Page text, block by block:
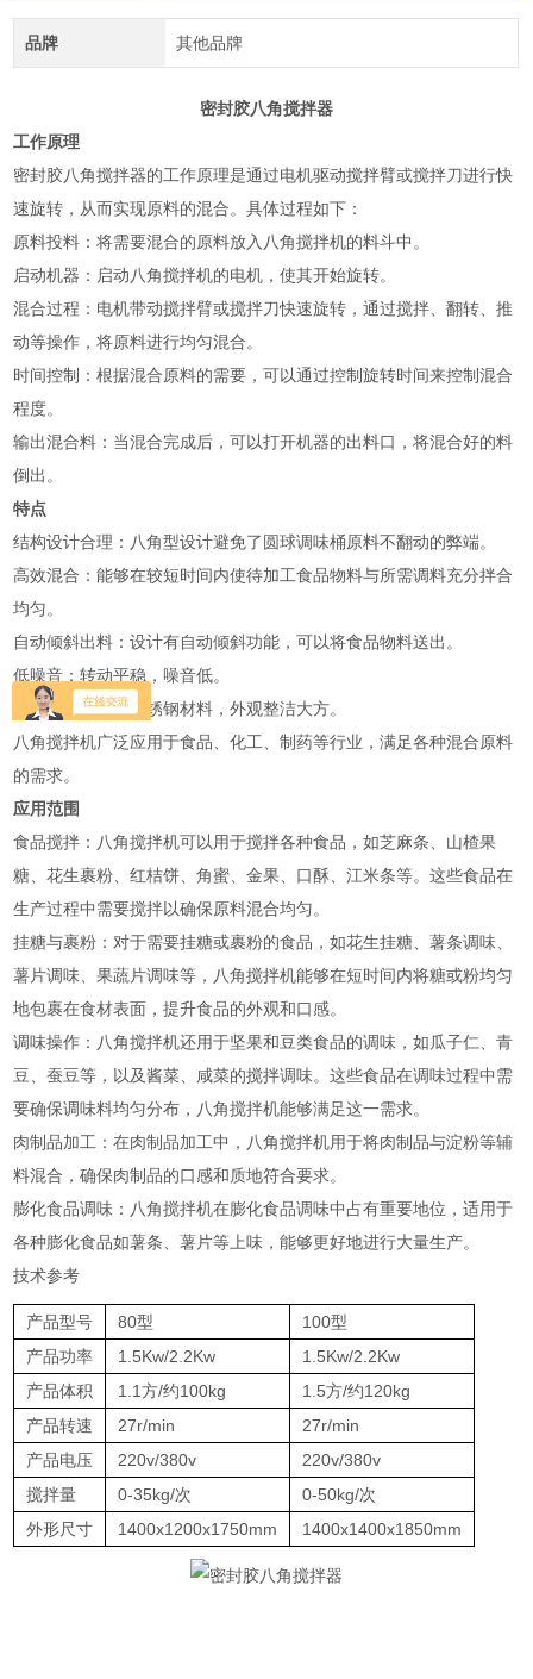
品牌 其他品牌
密封胶八角搅拌器
工作原理
密封胶八角搅拌器的工作原理‌是通过电机驱动搅拌臂或搅拌刀进行快
速旋转，从而实现原料的混合。具体过程如下：
‌原料投料‌：将需要混合的原料放入八角搅拌机的料斗中。
‌启动机器‌：启动八角搅拌机的电机，使其开始旋转。
‌混合过程‌：电机带动搅拌臂或搅拌刀快速旋转，通过搅拌、翻转、推
动等操作，将原料进行均匀混合。
‌时间控制‌：根据混合原料的需要，可以通过控制旋转时间来控制混合
程度。
‌输出混合料‌：当混合完成后，可以打开机器的出料口，将混合好的料
倒出‌。
特点
‌结构设计合理‌：八角型设计避免了圆球调味桶原料不翻动的弊端。
‌高效混合‌：能够在较短时间内使待加工食品物料与所需调料充分拌合
均匀。
‌自动倾斜出料‌：设计有自动倾斜功能，可以将食品物料送出。
‌低噪音‌：转动平稳，噪音低。
‌材料优质‌：采用不锈钢材料，外观整洁大方‌。
八角搅拌机广泛应用于食品、化工、制药等行业，满足各种混合原料
的需求‌。
应用范围
‌食品搅拌‌：八角搅拌机可以用于搅拌各种食品，如芝麻条、山楂果
糖、花生裹粉、红桔饼、角蜜、金果、口酥、江米条等。这些食品在
生产过程中需要搅拌以确保原料混合均匀‌。
‌挂糖与裹粉‌：对于需要挂糖或裹粉的食品，如花生挂糖、薯条调味、
薯片调味、果蔬片调味等，八角搅拌机能够在短时间内将糖或粉均匀
地包裹在食材表面，提升食品的外观和口感‌。
‌调味操作‌：八角搅拌机还用于坚果和豆类食品的调味，如瓜子仁、青
豆、蚕豆等，以及酱菜、咸菜的搅拌调味。这些食品在调味过程中需
要确保调味料均匀分布，八角搅拌机能够满足这一需求‌。
‌肉制品加工‌：在肉制品加工中，八角搅拌机用于将肉制品与淀粉等辅
料混合，确保肉制品的口感和质地符合要求‌。
‌膨化食品调味‌：八角搅拌机在膨化食品调味中占有重要地位，适用于
各种膨化食品如薯条、薯片等上味，能够更好地进行大量生产‌。
技术参考
产品型号 80型
100型
产品功率
1.5Kw/2.2Kw
1.5Kw/2.2Kw
产品体积
1.1方/约100kg
1.5方/约120kg
产品转速
27r/min
27r/min
产品电压
220v/380v
220v/380v
搅拌量
0-35kg/次
0-50kg/次
外形尺寸
1400x1200x1750mm 1400x1400x1850mm